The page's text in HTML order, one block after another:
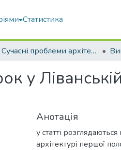
Статистика
Сучасні проблеми архітектури та містобудування
у
Анотація
у статті
архітектурі першої